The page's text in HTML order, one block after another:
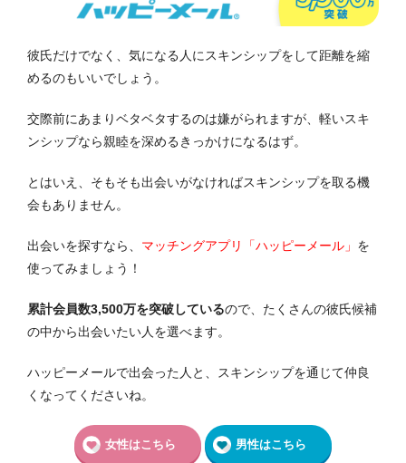
彼氏だけでなく、気になる人にスキンシップをして距離を縮
めるのもいいでしょう。
交際前にあまりベタベタするのは嫌がられますが、軽いスキ
ンシップなら親睦を深めるきっかけになるはず。
とはいえ、そもそも出会いがなければスキンシップを取る機
会もありません。
出会いを探すなら、 マッチングアプリ「ハッピーメール」 を
使ってみましょう！
累計会員数3,500万を突破しているので、たくさんの彼氏候補
の中から出会いたい人を選べます。
ハッピーメールで出会った人と、スキンシップを通じて仲良
くなってくださいね。
女性はこちら 男性はこちら